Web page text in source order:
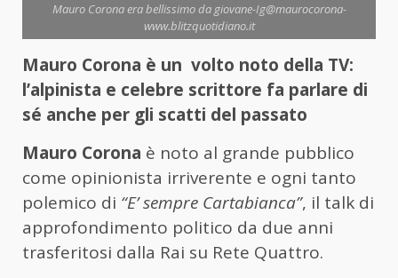
Mauro Corona era bellissimo da giovane-Ig@maurocorona-
www.blitzquotidiano.it
Mauro Corona è un volto noto della TV:
l’alpinista e celebre scrittore fa parlare di
sé anche per gli scatti del passato
Mauro Corona è noto al grande pubblico
come opinionista irriverente e ogni tanto
polemico di “E’ sempre Cartabianca”, il talk di
approfondimento politico da due anni
trasferitosi dalla Rai su Rete Quattro.